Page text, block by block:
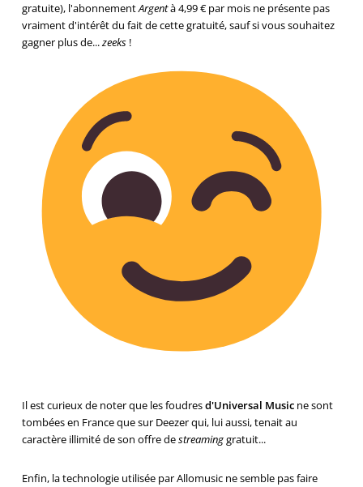
gratuite), l'abonnementArgentà 4,99 € par mois ne présente pas
vraiment d'intérêt du fait de cette gratuité, sauf si vous souhaitez
gagner plus de...zeeks!
Il est curieux de noter que les foudresd'Universal Musicne sont
tombées en France que sur Deezer qui, lui aussi, tenait au
caractère illimité de son offre destreaminggratuit...
Enfin, la technologie utilisée par Allomusic ne semble pas faire